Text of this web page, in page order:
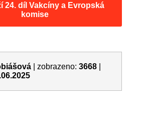
24. díl Vakcíny a Evropská
komise
zobrazeno: 3668